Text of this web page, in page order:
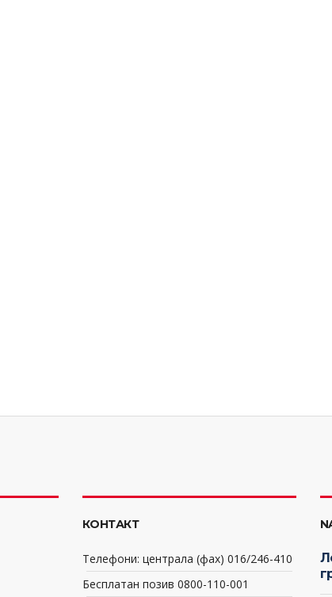
КОНТАКТ
Телефони: централа (фах) 016/246-410
Бесплатан позив 0800-110-001